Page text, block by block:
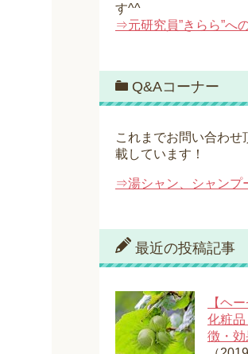
す^^
⇒元研究員”きらら”へ
Q&Aコーナー
これまでお問い合わせ
載しています！
⇒湯シャン、シャンプ
最近の投稿記事
【ヘ
化粧
徴・